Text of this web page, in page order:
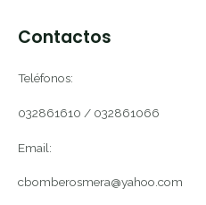
Contactos
Teléfonos:
032861610 / 032861066
Email:
cbomberosmera@yahoo.com